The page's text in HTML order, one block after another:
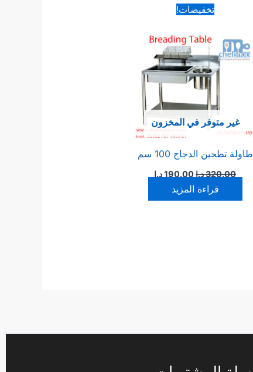
تخفيضات!
غير متوفر في المخزون
طاولة تطحين الدجاج 100 سم
320.00د.ا
السعر
الأصلي
320.00 د.ا.
190.00د.ا
190.00 د.ا.
قراءة المزيد